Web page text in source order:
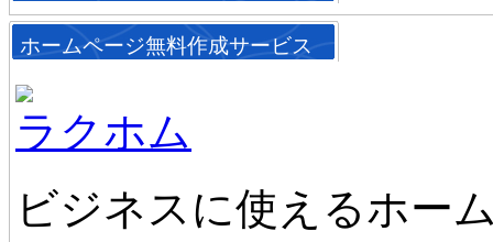
ホームページ無料作成サービス
ラクホム
ビジネスに使えるホー